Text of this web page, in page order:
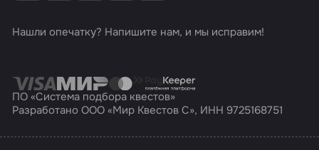
Нашли опечатку? Напишите нам, и мы исправим!
ПО «Система подбора квестов»
Разработано ООО «Мир Квестов С», ИНН 9725168751